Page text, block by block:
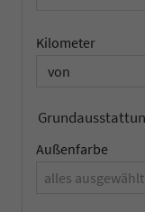
Kilometer
Außenfarbe
alles ausgewählt